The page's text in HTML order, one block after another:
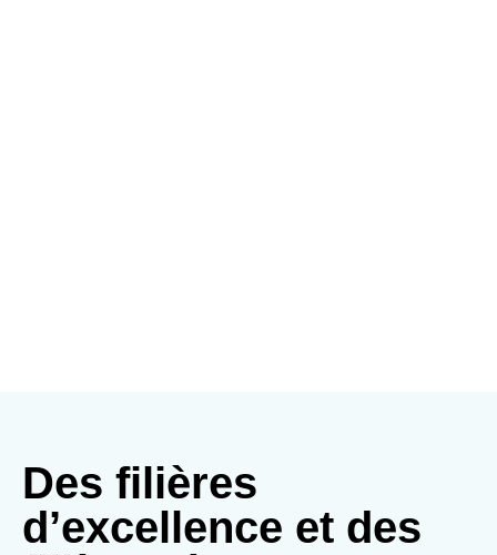
Des filières
d’excellence et des